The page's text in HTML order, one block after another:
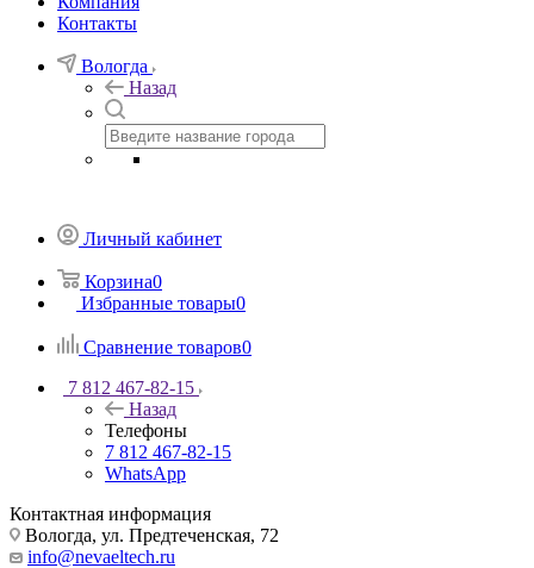
Контакты
Вологда
Назад
Личный кабинет
Корзина0
Избранные товары0
Сравнение товаров0
7 812 467-82-15
Назад
Телефоны
7 812 467-82-15
WhatsApp
Контактная информация
Вологда, ул. Предтеченская, 72
info@nevaeltech.ru